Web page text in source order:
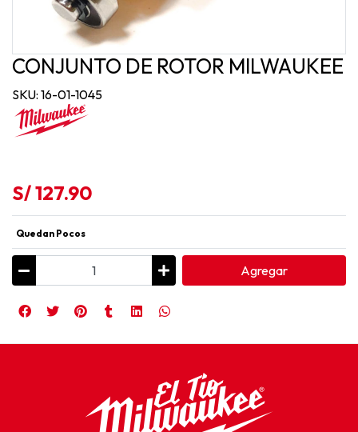
CONJUNTO DE ROTOR MILWAUKEE
SKU: 16-01-1045
S/ 127.90
Quedan Pocos
Agregar